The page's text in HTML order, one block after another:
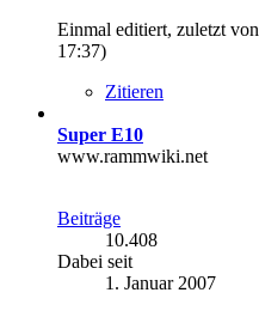
Einmal editiert, zuletzt von
17:37)
Zitieren
Super E10
www.rammwiki.net
Beiträge
10.408
Dabei seit
1. Januar 2007